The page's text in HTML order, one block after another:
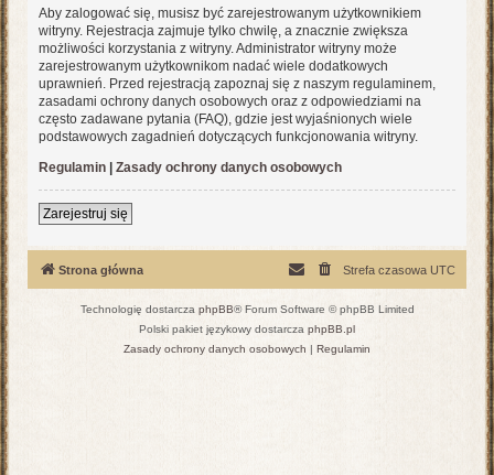
Aby zalogować się, musisz być zarejestrowanym użytkownikiem
witryny. Rejestracja zajmuje tylko chwilę, a znacznie zwiększa
możliwości korzystania z witryny. Administrator witryny może
zarejestrowanym użytkownikom nadać wiele dodatkowych
uprawnień. Przed rejestracją zapoznaj się z naszym regulaminem,
zasadami ochrony danych osobowych oraz z odpowiedziami na
często zadawane pytania (FAQ), gdzie jest wyjaśnionych wiele
podstawowych zagadnień dotyczących funkcjonowania witryny.
Regulamin | Zasady ochrony danych osobowych
Zarejestruj się
Strona główna Strefa czasowa UTC
Technologię dostarcza phpBB® Forum Software © phpBB Limited
Polski pakiet językowy dostarcza phpBB.pl
Zasady ochrony danych osobowych | Regulamin